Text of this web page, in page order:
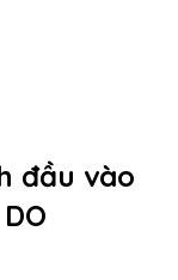
đầu vào